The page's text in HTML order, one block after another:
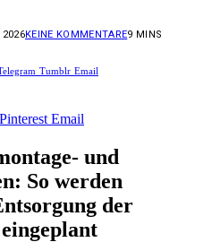
2026KEINE KOMMENTARE9 MINS
Tumblr Email
Pinterest Email
und
So werden
der